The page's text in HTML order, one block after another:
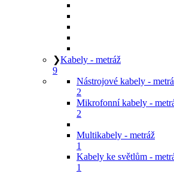
❯Kabely - metráž
9
Nástrojové kabely -
2
Mikrofonní kabely -
2
Multikabely - metráž
1
Kabely ke světlům -
1